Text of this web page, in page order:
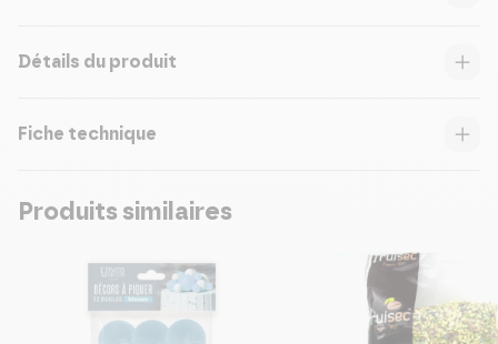
Détails du produit
Fiche technique
Produits similaires